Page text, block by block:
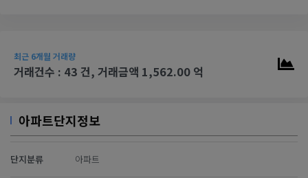
최근 6개월 거래량
거래건수 : 43 건, 거래금액 1,562.00 억
아파트단지정보
단지분류 아파트